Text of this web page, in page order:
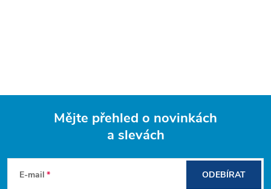
Mějte přehled o novinkách
a slevách
E-mail ODEBÍRAT